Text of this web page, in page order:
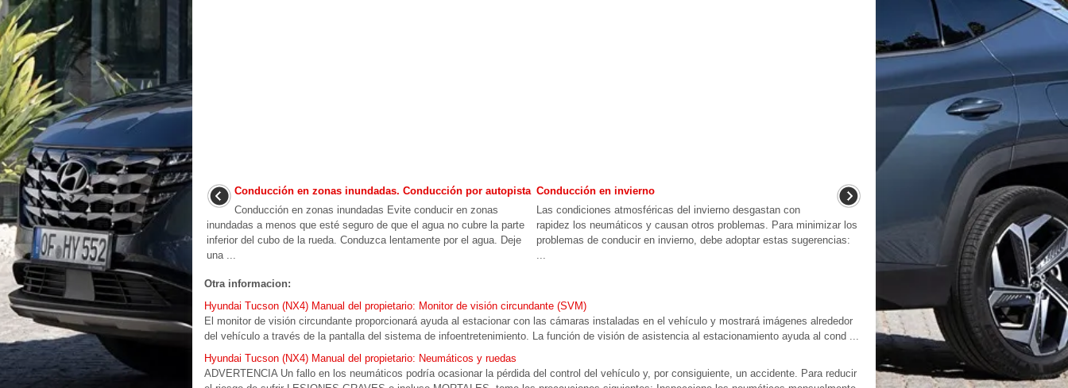
Conducción en zonas inundadas. Conducción por autopista
Conducción en zonas inundadas Evite conducir en zonas
inundadas a menos que esté seguro de que el agua no cubre la parte
inferior del cubo de la rueda. Conduzca lentamente por el agua. Deje
una ...
Conducción en invierno
Las condiciones atmosféricas del invierno desgastan con
rapidez los neumáticos y causan otros problemas. Para minimizar los
problemas de conducir en invierno, debe adoptar estas sugerencias:
Otra informacion:
Hyundai Tucson (NX4) Manual del propietario: Monitor de visión circundante (SVM)
El monitor de visión circundante proporcionará ayuda al estacionar con las cámaras instaladas en el vehículo y mostrará imágenes alrededor
del vehículo a través de la pantalla del sistema de infoentretenimiento. La función de visión de asistencia al estacionamiento ayuda al cond ...
Hyundai Tucson (NX4) Manual del propietario: Neumáticos y ruedas
ADVERTENCIA Un fallo en los neumáticos podría ocasionar la pérdida del control del vehículo y, por consiguiente, un accidente. Para reducir